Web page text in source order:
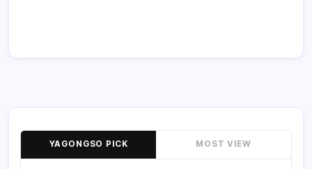
YAGONGSO PICK MOST VIEW